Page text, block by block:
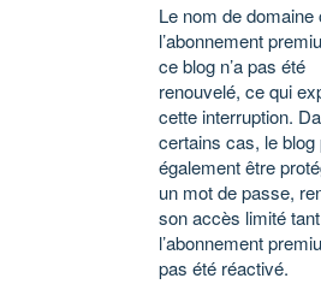
Le nom de domaine
l’abonnement
ce blog n’a pas été
renouvelé, ce qui
cette interruption.
certains cas, le blog
également être
un mot de passe,
son accès limité
l’abonnement
pas été réactivé.